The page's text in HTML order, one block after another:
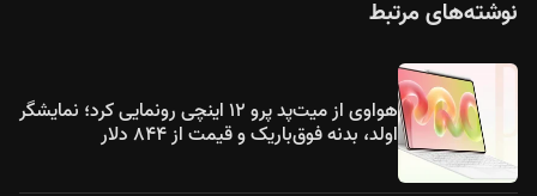
نوشته‌های مرتبط
هواوی از میت‌پد پرو ۱۲ اینچی رونمایی کرد؛ نمایشگر
اولد، بدنه فوق‌باریک و قیمت از ۸۴۴ دلار